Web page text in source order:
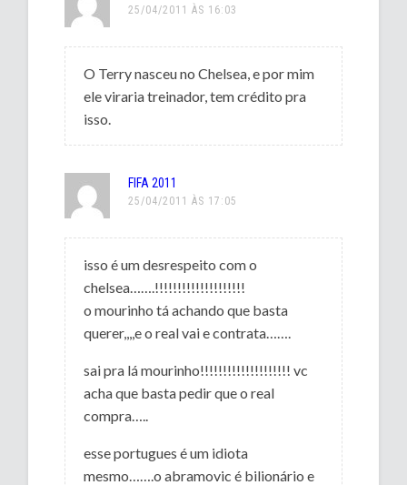
25/04/2011 ÀS 16:03
O Terry nasceu no Chelsea, e por mim
ele viraria treinador, tem crédito pra
isso.
FIFA 2011
25/04/2011 ÀS 17:05
isso é um desrespeito com o
chelsea…….!!!!!!!!!!!!!!!!!!!!
o mourinho tá achando que basta
querer,,,,e o real vai e contrata…….
sai pra lá mourinho!!!!!!!!!!!!!!!!!!!! vc
acha que basta pedir que o real
compra…..
esse portugues é um idiota
mesmo…….o abramovic é bilionário e